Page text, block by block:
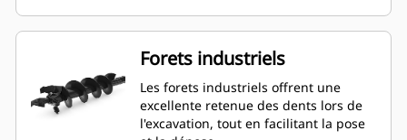
Forets industriels
Les forets industriels offrent une
excellente retenue des dents lors de
l'excavation, tout en facilitant la pose